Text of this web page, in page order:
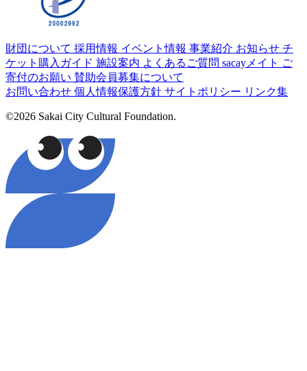
財団について 採用情報 イベント情報 事業紹介 お知らせ チ
ケット購入ガイド 施設案内 よくあるご質問 sacayメイト ご
寄付のお願い 賛助会員募集について
お問い合わせ 個人情報保護方針 サイトポリシー リンク集
©2026 Sakai City Cultural Foundation.